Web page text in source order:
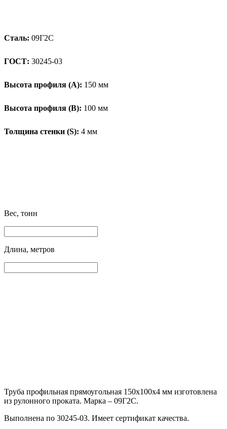
Сталь: 09Г2С
ГОСТ: 30245-03
Высота профиля (А): 150 мм
Высота профиля (B): 100 мм
Толщина стенки (S): 4 мм
Вес, тонн
Длина, метров
Труба профильная прямоугольная 150х100х4 мм изготовлена
из рулонного проката. Марка – 09Г2С.
Выполнена по 30245-03. Имеет сертификат качества.